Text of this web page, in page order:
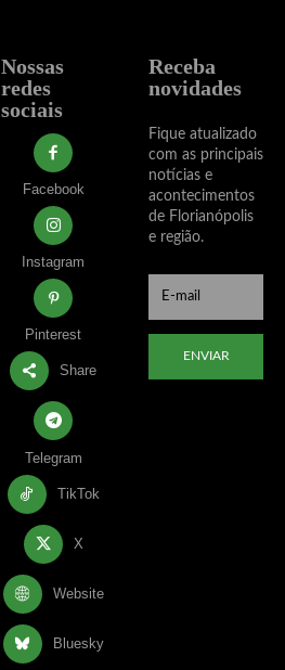
Nossas
redes
sociais
Facebook
Instagram
Pinterest
Share
Telegram
TikTok
X
Website
Bluesky
Receba
novidades
Fique atualizado
com as principais
notícias e
acontecimentos
de Florianópolis
e região.
ENVIAR